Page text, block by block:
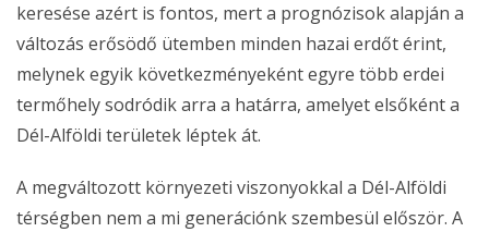
keresése azért is fontos, mert a prognózisok alapján a
változás erősödő ütemben minden hazai erdőt érint,
melynek egyik következményeként egyre több erdei
termőhely sodródik arra a határra, amelyet elsőként a
Dél-Alföldi területek léptek át.
A megváltozott környezeti viszonyokkal a Dél-Alföldi
térségben nem a mi generációnk szembesül először. A